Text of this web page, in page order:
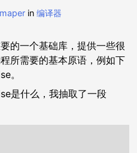
in编译器
的一个基础库，提供一些很
所需要的基本原语，例如下
。
是什么，我抽取了一段